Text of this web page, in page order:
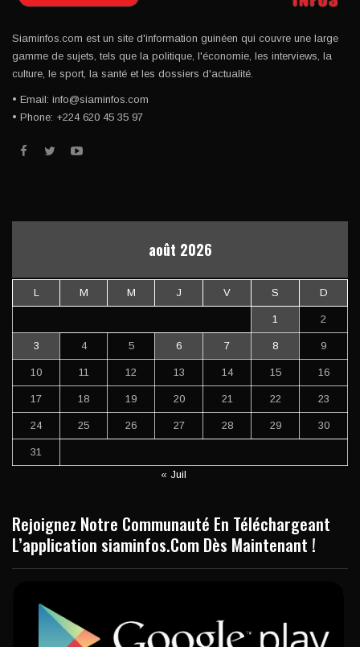
Siaminfos.com est un site d'information guinéen qui couvre une large
gamme de sujets, tels que la politique, l'économie, les interviews, la
culture, le sport, la santé et les dossiers d'actualité.
• Email: info@siaminfos.com
• Phone: +224 620 45 35 97
août 2026
L M M J V S D
1 2
3 4 5 6 7 8 9
10 11 12 13 14 15 16
17 18 19 20 21 22 23
24 25 26 27 28 29 30
31
« Juil
Rejoignez Notre Communauté En Téléchargeant
L’application siaminfos.Com Dès Maintenant !